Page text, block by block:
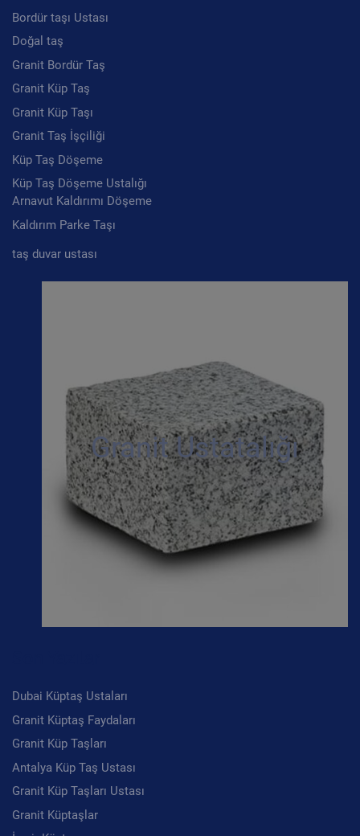
Bordür taşı Ustası
Doğal taş
Granit Bordür Taş
Granit Küp Taş
Granit Küp Taşı
Granit Taş İşçiliği
Küp Taş Döşeme
Küp Taş Döşeme Ustalığı
Arnavut Kaldırımı Döşeme
Kaldırım Parke Taşı
taş duvar ustası
Granit Ustatalığı
Dubai Küptaş Ustaları
Granit Küptaş Faydaları
Granit Küp Taşları
Antalya Küp Taş Ustası
Granit Küp Taşları Ustası
Granit Küptaşlar